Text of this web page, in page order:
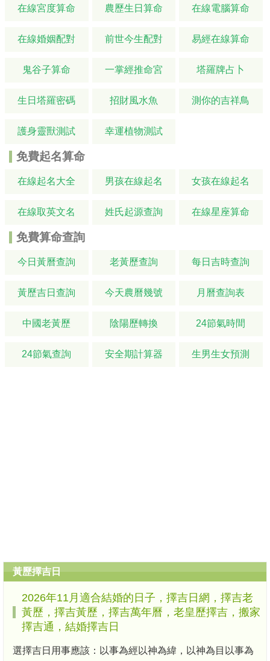
在線宮度算命 農歷生日算命 在線電腦算命
在線婚姻配對 前世今生配對 易經在線算命
鬼谷子算命 一掌經推命宮 塔羅牌占卜
生日塔羅密碼 招財風水魚 測你的吉祥鳥
護身靈獸測試 幸運植物測試
免費起名算命
在線起名大全 男孩在線起名 女孩在線起名
在線取英文名 姓氏起源查詢 在線星座算命
免費算命查詢
今日黃曆查詢 老黃歷查詢 每日吉時查詢
黃歷吉日查詢 今天農曆幾號 月曆查詢表
中國老黃歷 陰陽歷轉換 24節氣時間
24節氣查詢 安全期計算器 生男生女預測
黃歷擇吉日
2026年11月適合結婚的日子，擇吉日網，擇吉老
黃歷，擇吉黃歷，擇吉萬年曆，老皇歷擇吉，搬家
擇吉通，結婚擇吉日
選擇吉日用事應該：以事為經以神為緯，以神為目以事為